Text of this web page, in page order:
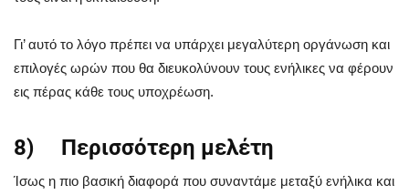
Γι’ αυτό το λόγο πρέπει να υπάρχει μεγαλύτερη οργάνωση και
επιλογές ωρών που θα διευκολύνουν τους ενήλικες να φέρουν
εις πέρας κάθε τους υποχρέωση.
8) Περισσότερη μελέτη
Ίσως η πιο βασική διαφορά που συναντάμε μεταξύ ενήλικα και